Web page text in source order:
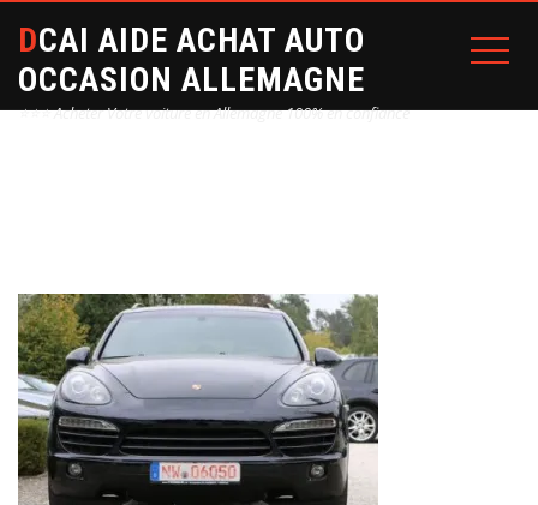
DCAI AIDE ACHAT AUTO
OCCASION ALLEMAGNE
⭐⭐⭐ Acheter Votre voiture en Allemagne 100% en confiance